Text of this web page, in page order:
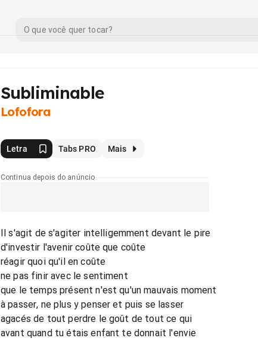
Subliminable
Lofofora
Letra Tabs PRO Mais
Continua depois do anúncio
Il s'agit de s'agiter intelligemment devant le pire
d'investir l'avenir coûte que coûte
réagir quoi qu'il en coûte
ne pas finir avec le sentiment
que le temps présent n'est qu'un mauvais moment
à passer, ne plus y penser et puis se lasser
agacés de tout perdre le goût de tout ce qui
avant quand tu étais enfant te donnait l'envie